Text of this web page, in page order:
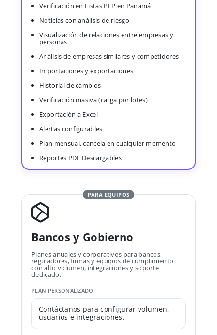
Verificación en Listas PEP en Panamá
Noticias con análisis de riesgo
Visualización de relaciones entre empresas y
personas
Análisis de empresas similares y competidores
Importaciones y exportaciones
Historial de cambios
Verificación masiva (carga por lotes)
Exportación a Excel
Alertas configurables
Plan mensual, cancela en cualquier momento
Reportes PDF Descargables
PARA EQUIPOS
Bancos y Gobierno
Planes anuales y corporativos para bancos,
reguladores, firmas y equipos de cumplimiento
con alto volumen, integraciones y soporte
dedicado.
PLAN PERSONALIZADO
Contáctanos para configurar volumen,
usuarios e integraciones.